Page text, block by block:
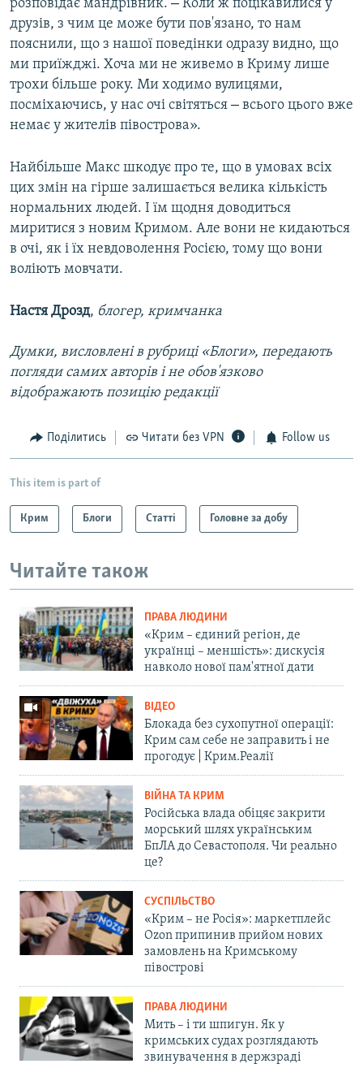
розповідає мандрівник.
Коли ж поцікавилися у
друзів, з чим це може бути пов'язано, то нам
пояснили, що з нашої поведінки одразу видно, що
ми приїжджі. Хоча ми не живемо в Криму лише
трохи більше року. Ми ходимо вулицями,
посміхаючись, у нас очі світяться – всього цього вже
немає у жителів півострова».
Найбільше Макс шкодує про те, що в умовах всіх
цих змін на гірше залишається велика кількість
нормальних людей. І їм щодня доводиться
миритися з новим Кримом. Але вони не кидаються
в очі, як і їх невдоволення Росією, тому що вони
воліють мовчати.
Настя Дрозд, блогер, кримчанка
Думки, висловлені в рубриці «Блоги», передають
погляди самих авторів і не обов'язково
відображають позицію редакції​
Поділитись Читати без VPN Follow us
This item is part of
Крим Блоги Статті Головне за добу
Читайте також
ПРАВА ЛЮДИНИ
«Крим – єдиний регіон, де
українці – меншість»: дискусія
навколо нової пам'ятної дати
ВІДЕО
Блокада без сухопутної операції:
Крим сам себе не заправить і не
прогодує | Крим.Реалії
ВІЙНА ТА КРИМ
Російська влада обіцяє закрити
морський шлях українським
БпЛА до Севастополя. Чи реально
це?
СУСПІЛЬСТВО
«Крим – не Росія»: маркетплейс
Ozon припинив прийом нових
замовлень на Кримському
півострові
ПРАВА ЛЮДИНИ
Мить – і ти шпигун. Як у
кримських судах розглядають
звинувачення в держзраді